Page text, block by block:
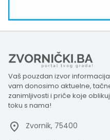
Vaš pouzdan izvor
vam donosimo aktuelne,
zanimljivosti i priče koje
toku s nama!
Zvornik, 75400